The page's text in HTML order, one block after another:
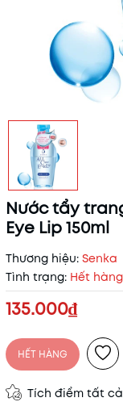
Nước tẩy
Eye Lip 150ml
Thương hiệu: Senka
Tình trạng: Hết hàng
135.000₫
HẾT HÀNG
Tích điểm tất